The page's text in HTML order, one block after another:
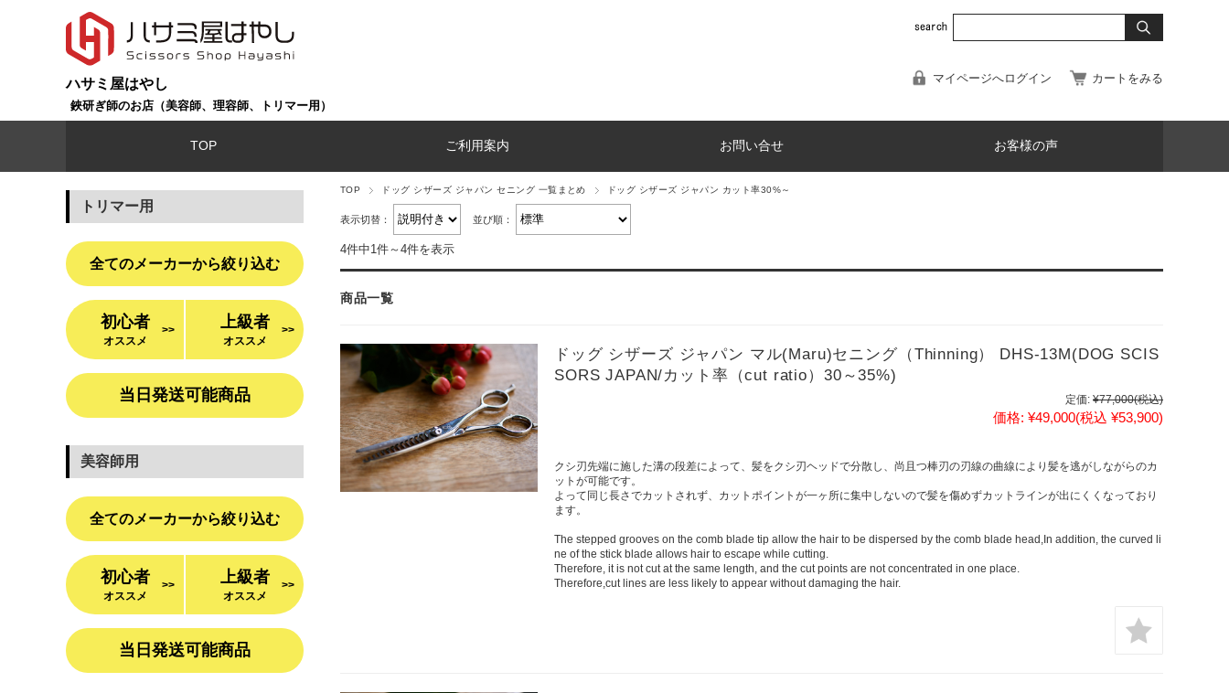
ハサミ屋はやし
鋏研ぎ師のお店（美容師、理容師、トリマー用）
マイページへログイン カートをみる
TOP ご利用案内 お問い合せ お客様の声
TOP ドッグ シザーズ ジャパン セニング 一覧まとめ ドッグ シザーズ ジャパン カット率30%～
表示切替： 並び順：
4件中1件～4件を表示
商品一覧
ドッグ シザーズ ジャパン マル(Maru)セニング（Thinning） DHS-13M(DOG SCIS
SORS JAPAN/カット率（cut ratio）30～35%)
定価: ¥77,000(税込)
価格: ¥49,000(税込 ¥53,900)
クシ刃先端に施した溝の段差によって、髪をクシ刃ヘッドで分散し、尚且つ棒刃の刃線の曲線により髪を逃がしながらのカ
ットが可能です。
よって同じ長さでカットされず、カットポイントが一ヶ所に集中しないので髪を傷めずカットラインが出にくくなっており
ます。
The stepped grooves on the comb blade tip allow the hair to be dispersed by the comb blade head,In addition, the curved li
ne of the stick blade allows hair to escape while cutting.
Therefore, it is not cut at the same length, and the cut points are not concentrated in one place.
Therefore,cut lines are less likely to appear without damaging the hair.
トリマー用
全てのメーカーから絞り込む
初心者
オススメ
>> 上級者
オススメ
>>
当日発送可能商品
美容師用
全てのメーカーから絞り込む
初心者
オススメ
>> 上級者
オススメ
>>
当日発送可能商品